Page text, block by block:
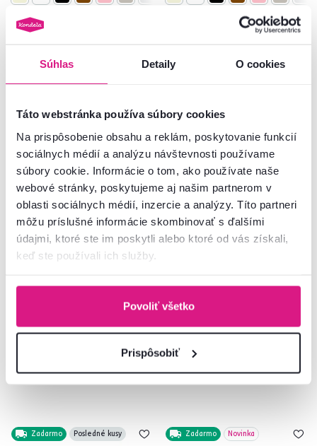
Súhlas Detaily O cookies
Táto webstránka používa súbory cookies
Na prispôsobenie obsahu a reklám, poskytovanie funkcií
sociálnych médií a analýzu návštevnosti používame
súbory cookie. Informácie o tom, ako používate naše
webové stránky, poskytujeme aj našim partnerom v
oblasti sociálnych médií, inzercie a analýzy. Títo partneri
môžu príslušné informácie skombinovať s ďalšími
údajmi, ktoré ste im poskytli alebo ktoré od vás získali,
keď ste používali ich služby.
Povoliť všetko
Prispôsobiť
Zadarmo
4,9
Boxspringová posteľ, 200x200,
žltá látka Velvet, GULIETTE +
darček
699 €
6 Plocha na spanie (cm), 10 Farba -
Posledné kusy
4,9
žltá látka Velvet, pravá, GULIETTE
499 €
6 Plocha na spanie (cm), 10 Farba -
detailná, 3 Prevedenie
Zadarmo Posledné kusy Zadarmo Novinka